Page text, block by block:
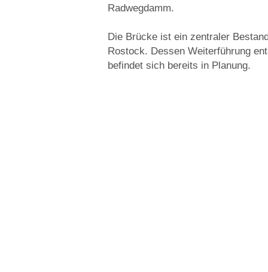
Radwegdamm.
Die Brücke ist ein zentraler
Rostock. Dessen Weiterführung
befindet sich bereits in Planung.